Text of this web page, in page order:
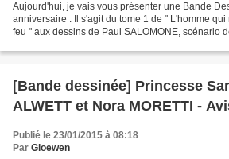
Aujourd'hui, je vais vous présenter une Bande
anniversaire . Il s'agit du tome 1 de " L'homme
feu " aux dessins de Paul SALOMONE, scénario
[Bande dessinée] Princesse
ALWETT et Nora MORETTI -
Publié le 23/01/2015 à 08:18
Par Gloewen